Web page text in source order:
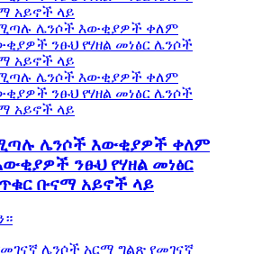
ሌንሶች እውቂያዎች ቀለም
ንፁህ የሃዘል መነፅር
ቡናማ አይኖች ላይ